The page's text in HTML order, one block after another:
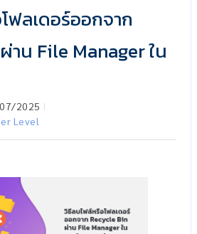
ฟลเดอร์ออกจาก
าน File Manager ใน
2025
Level